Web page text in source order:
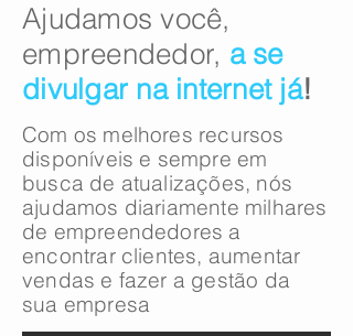
​​Ajudamos você,
empreendedor, a se
divulgar na internet já!
Com os melhores recursos
disponíveis e sempre em
busca de atualizações, nós
ajudamos diariamente milhares
de empreendedores a
encontrar clientes, aumentar
vendas e fazer a gestão da
sua empresa